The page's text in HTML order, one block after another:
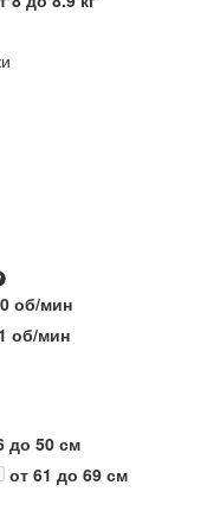
об/мин
об/мин
до 50 см
от 61 до 69 см